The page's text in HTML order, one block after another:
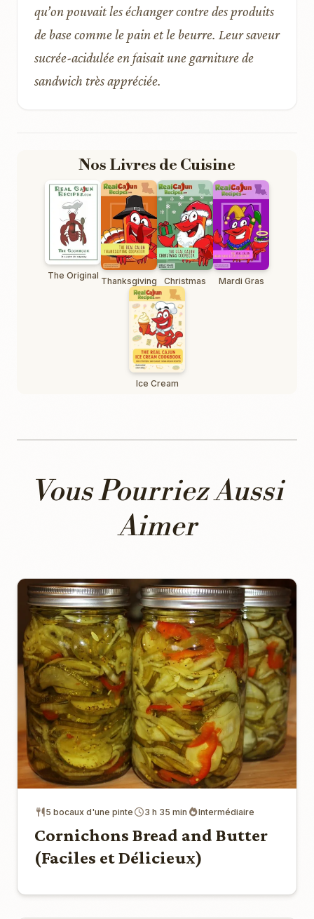
qu’on pouvait les échanger contre des produits
de base comme le pain et le beurre. Leur saveur
sucrée-acidulée en faisait une garniture de
sandwich très appréciée.
Nos Livres de Cuisine
The Original Thanksgiving Christmas Mardi Gras
Ice Cream
Vous Pourriez Aussi
Aimer
5 bocaux d'une pinte 3 h 35 min Intermédiaire
Cornichons Bread and Butter
(Faciles et Délicieux)